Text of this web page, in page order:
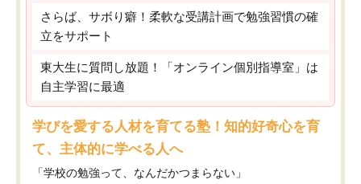
さらば、サボり癖！柔軟な受講計画で勉強習慣の確
立をサポート
東大生に質問し放題！「オンライン個別指導室」は
自主学習に最適
学びを愛する人材を育てる塾！知的好奇心を育
て、主体的に学べる人へ
「学校の勉強って、なんだかつまらない」